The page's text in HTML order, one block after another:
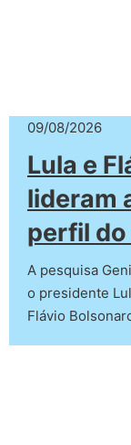
09/08/2026
Lula e
lideram
perfil
A pesquisa
o presidente
Flávio